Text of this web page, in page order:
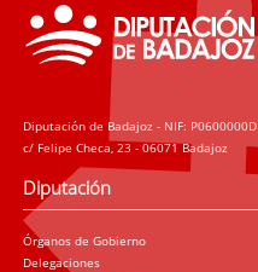
Diputación de Badajoz - NIF: P0600000D
c/ Felipe Checa, 23 - 06071 Badajoz
Diputación
Órganos de Gobierno
Delegaciones